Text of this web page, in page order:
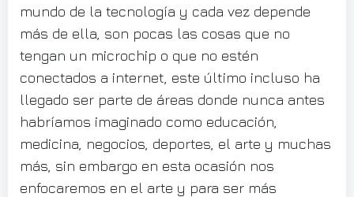
mundo de la tecnología y cada vez depende
más de ella, son pocas las cosas que no
tengan un microchip o que no estén
conectados a internet, este último incluso ha
llegado ser parte de áreas donde nunca antes
habríamos imaginado como educación,
medicina, negocios, deportes, el arte y muchas
más, sin embargo en esta ocasión nos
enfocaremos en el arte y para ser más